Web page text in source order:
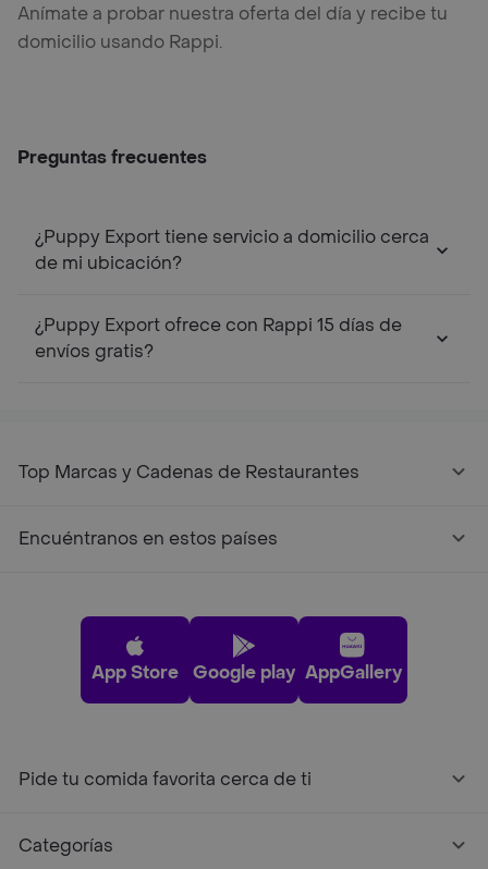
Anímate a probar nuestra oferta del día y recibe tu
domicilio usando Rappi.
Preguntas frecuentes
¿Puppy Export tiene servicio a domicilio cerca
de mi ubicación?
¿Puppy Export ofrece con Rappi 15 días de
envíos gratis?
Top Marcas y Cadenas de Restaurantes
Encuéntranos en estos países
App Store Google play AppGallery
Pide tu comida favorita cerca de ti
Categorías